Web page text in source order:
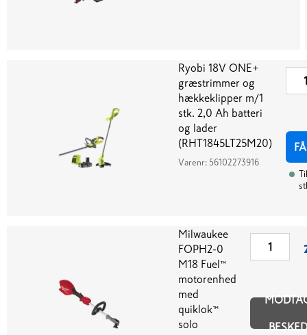
Ryobi 18V ONE+
græstrimmer og
hækkeklipper m/1
stk. 2,0 Ah batteri
og lader
(RHT1845LT25M20)
Varenr: 56102273916
Milwaukee
FOPH2-0
M18 Fuel­™
motorenhed
med
quiklok™
solo
BESKED